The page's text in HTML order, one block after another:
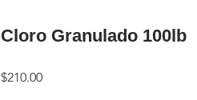
Cloro Granulado 100lb
$210.00Precio